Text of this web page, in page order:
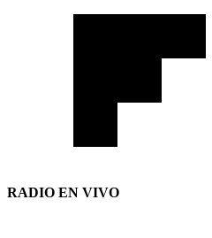
RADIO EN VIVO